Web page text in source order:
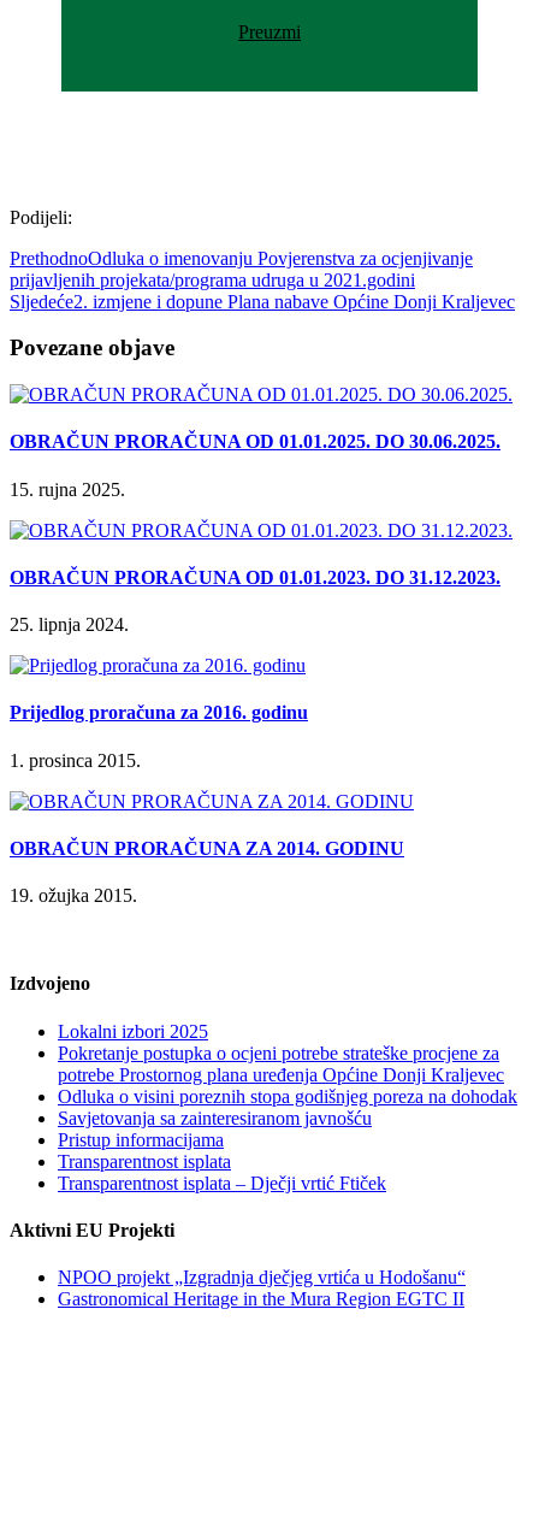
Preuzmi
Podijeli:
PrethodnoOdluka o imenovanju Povjerenstva za ocjenjivanje
prijavljenih projekata/programa udruga u 2021.godini
Sljedeće2. izmjene i dopune Plana nabave Općine Donji Kraljevec
Povezane objave
OBRAČUN PRORAČUNA OD 01.01.2025. DO 30.06.2025.
15. rujna 2025.
OBRAČUN PRORAČUNA OD 01.01.2023. DO 31.12.2023.
25. lipnja 2024.
Prijedlog proračuna za 2016. godinu
1. prosinca 2015.
OBRAČUN PRORAČUNA ZA 2014. GODINU
19. ožujka 2015.
Izdvojeno
Lokalni izbori 2025
Pokretanje postupka o ocjeni potrebe strateške procjene za
potrebe Prostornog plana uređenja Općine Donji Kraljevec
Odluka o visini poreznih stopa godišnjeg poreza na dohodak
Savjetovanja sa zainteresiranom javnošću
Pristup informacijama
Transparentnost isplata
Transparentnost isplata – Dječji vrtić Ftiček
Aktivni EU Projekti
NPOO projekt „Izgradnja dječjeg vrtića u Hodošanu“
Gastronomical Heritage in the Mura Region EGTC II